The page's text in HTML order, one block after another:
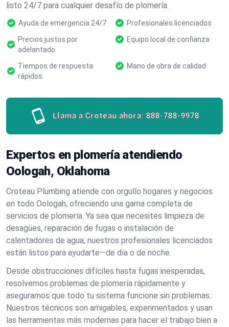
listo 24/7 para cualquier desafío de plomería.
Ayuda de emergencia 24/7
Profesionales licenciados
Precios justos por
adelantado
Equipo local de confianza
Tiempos de respuesta
rápidos
Mano de obra de calidad
Llama a Croteau ahora: 888-788-9978
Expertos en plomería atendiendo
Oologah, Oklahoma
Croteau Plumbing atiende con orgullo hogares y negocios
en todo Oologah, ofreciendo una gama completa de
servicios de plomería. Ya sea que necesites limpieza de
desagües, reparación de fugas o instalación de
calentadores de agua, nuestros profesionales licenciados
están listos para ayudarte—de día o de noche.
Desde obstrucciones difíciles hasta fugas inesperadas,
resolvemos problemas de plomería rápidamente y
aseguramos que todo tu sistema funcione sin problemas.
Nuestros técnicos son amigables, experimentados y usan
las herramientas más modernas para hacer el trabajo bien a